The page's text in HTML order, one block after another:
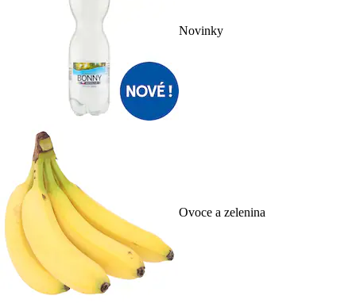
Novinky
Ovoce a zelenina